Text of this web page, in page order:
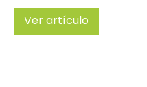
Ver artículo